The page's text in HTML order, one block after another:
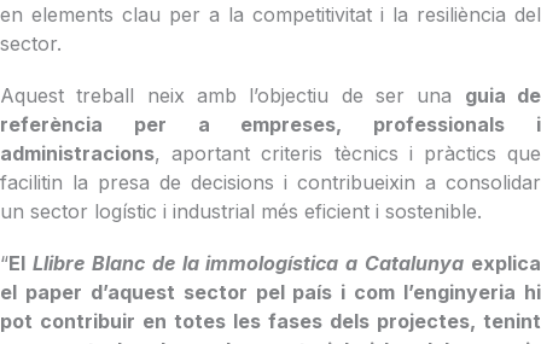
en elements clau per a la competitivitat i la resiliència del
sector.
Aquest treball neix amb l’objectiu de ser una guia de
referència per a empreses, professionals i
administracions, aportant criteris tècnics i pràctics que
facilitin la presa de decisions i contribueixin a consolidar
un sector logístic i industrial més eficient i sostenible.
“El Llibre Blanc de la immologística a Catalunya explica
el paper d’aquest sector pel país i com l’enginyeria hi
pot contribuir en totes les fases dels projectes, tenint